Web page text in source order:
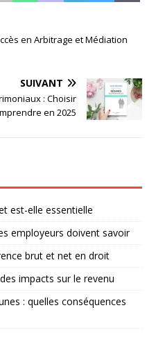
en Arbitrage et Médiation
SUIVANT
: Choisir
en 2025
est-elle essentielle
employeurs doivent savoir
brut et net en droit
impacts sur le revenu
: quelles conséquences